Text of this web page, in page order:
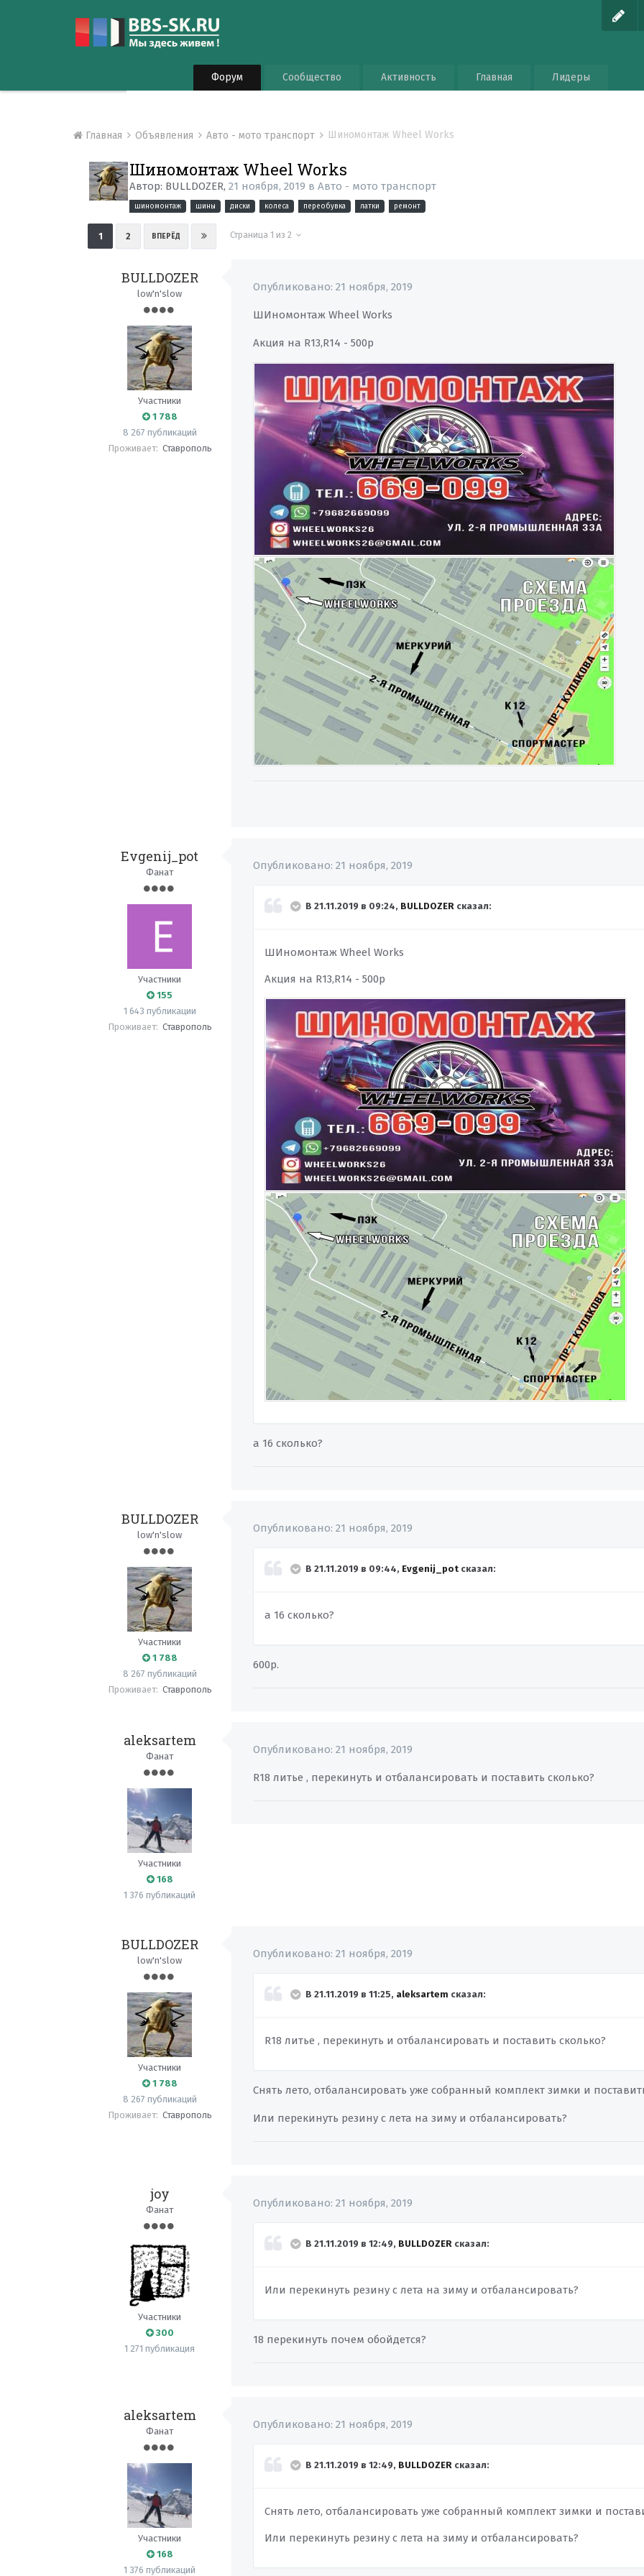
Форум Сообщество Активность Главная Лидеры
Главная Объявления Авто - мото транспорт Шиномонтаж Wheel Works
Шиномонтаж Wheel Works
Автор: BULLDOZER,21 ноября, 2019 вАвто - мото транспорт
шиномонтаж шины диски колеса переобувка латки ремонт
1 2 ВПЕРЁД Страница 1 из 2
BULLDOZER
low'n'slow
Участники
1 788
8 267 публикаций
Проживает: Ставрополь
Опубликовано:21 ноября, 2019
ШИномонтаж Wheel Works
Акция на R13,R14 - 500р
Evgenij_pot
Фанат
Участники
155
1 643 публикации
Проживает: Ставрополь
Опубликовано:21 ноября, 2019
В 21.11.2019 в 09:24, BULLDOZER сказал:
ШИномонтаж Wheel Works
Акция на R13,R14 - 500р
а 16 сколько?
BULLDOZER
low'n'slow
Участники
1 788
8 267 публикаций
Проживает: Ставрополь
Опубликовано:21 ноября, 2019
В 21.11.2019 в 09:44, Evgenij_pot сказал:
а 16 сколько?
600р.
aleksartem
Фанат
Участники
168
1 376 публикаций
Опубликовано:21 ноября, 2019
R18 литье , перекинуть и отбалансировать и поставить сколько?
BULLDOZER
low'n'slow
Участники
1 788
8 267 публикаций
Проживает: Ставрополь
Опубликовано:21 ноября, 2019
В 21.11.2019 в 11:25, aleksartem сказал:
R18 литье , перекинуть и отбалансировать и поставить сколько?
Снять лето, отбалансировать уже собранный комплект зимки и
Или перекинуть резину с лета на зиму и отбалансировать?
joy
Фанат
Участники
300
1 271 публикация
Опубликовано:21 ноября, 2019
В 21.11.2019 в 12:49, BULLDOZER сказал:
Или перекинуть резину с лета на зиму и отбалансировать?
18 перекинуть почем обойдется?
aleksartem
Фанат
Участники
168
1 376 публикаций
Опубликовано:21 ноября, 2019
В 21.11.2019 в 12:49, BULLDOZER сказал:
Снять лето, отбалансировать уже собранный комплект зимки и
Или перекинуть резину с лета на зиму и отбалансировать?